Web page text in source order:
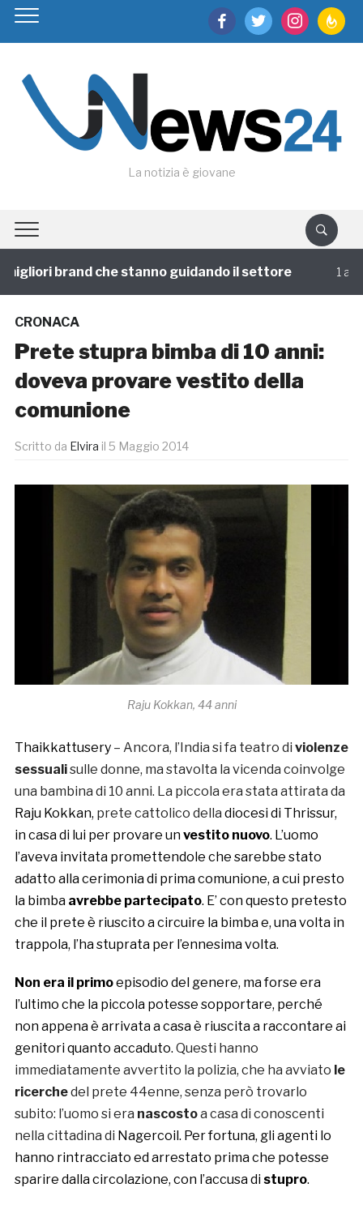
facebooktwitter instagram
La notizia è giovane
brand che stanno guidando il settore 1 annofa
CRONACA
Prete stupra bimba di 10 anni:
doveva provare vestito della
comunione
Scritto da Elvira il 5 Maggio 2014
Raju Kokkan, 44 anni
Thaikkattusery– Ancora, l’India si fa teatro di violenze
sessualisulle donne, ma stavolta la vicenda coinvolge
una bambina di 10 anni. La piccola era stata attirata da
Raju Kokkan, prete cattolico della diocesi di Thrissur,
in casa di lui per provare unvestito nuovo. L’uomo
l’aveva invitata promettendole che sarebbe stato
adatto alla cerimonia di prima comunione, a cui presto
la bimba avrebbe partecipato. E’ con questo pretesto
che il prete è riuscito a circuire la bimba e, una volta in
trappola, l’ha stuprata per l’ennesima volta.
Non era il primoepisodio del genere, ma forse era
l’ultimo che la piccola potesse sopportare, perché
non appena è arrivata a casa è riuscita a raccontare ai
genitori quanto accaduto. Questi hanno
immediatamente avvertito la polizia, che ha avviato le
ricerchedel prete 44enne, senza però trovarlo
subito: l’uomo si era nascostoa casa di conoscenti
nella cittadina di Nagercoil. Per fortuna, gli agenti lo
hanno rintracciato ed arrestato prima che potesse
sparire dalla circolazione, con l’accusa distupro.